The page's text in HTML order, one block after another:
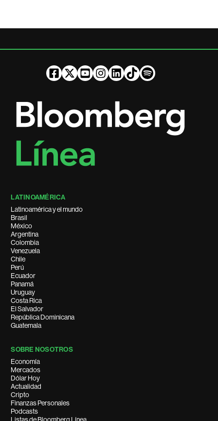
LATINOAMÉRICA
Latinoamérica y el mundo
Brasil
México
Argentina
Colombia
Venezuela
Chile
Perú
Ecuador
Panamá
Uruguay
Costa Rica
El Salvador
República Dominicana
Guatemala
SOBRE NOSOTROS
Economía
Mercados
Dólar Hoy
Actualidad
Cripto
Finanzas Personales
Podcasts
Listas de Bloomberg Línea